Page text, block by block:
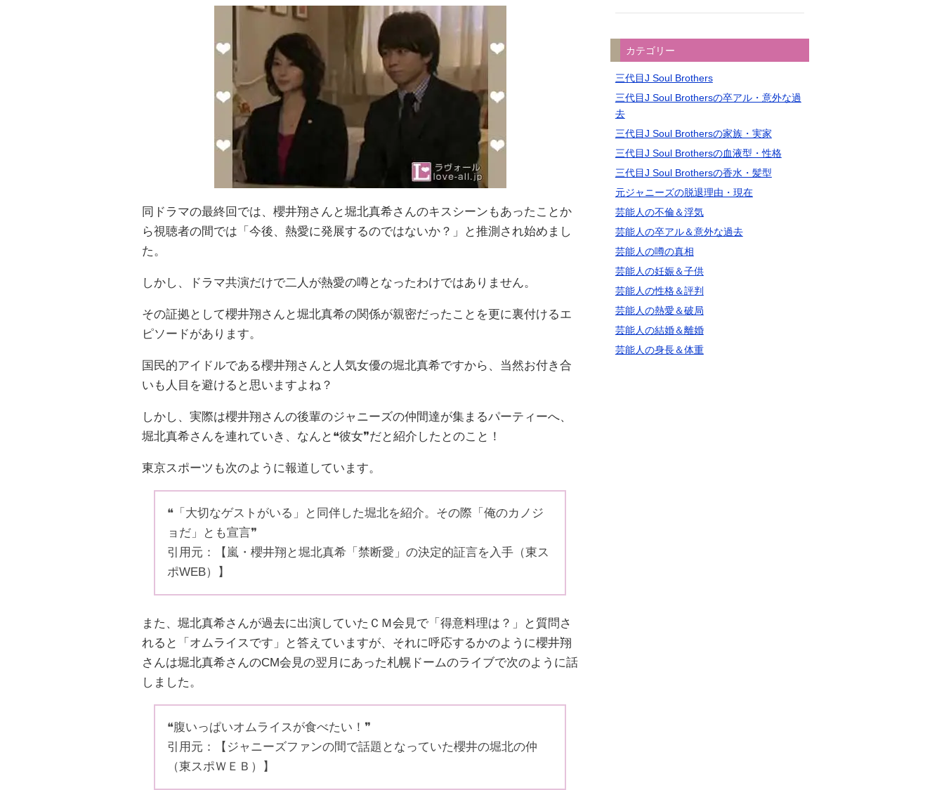
同ドラマの最終回では、櫻井翔さんと堀北真希さんのキスシーンもあったことか
ら視聴者の間では「今後、熱愛に発展するのではないか？」と推測され始めまし
た。
しかし、ドラマ共演だけで二人が熱愛の噂となったわけではありません。
その証拠として櫻井翔さんと堀北真希の関係が親密だったことを更に裏付けるエ
ピソードがあります。
国民的アイドルである櫻井翔さんと人気女優の堀北真希ですから、当然お付き合
いも人目を避けると思いますよね？
しかし、実際は櫻井翔さんの後輩のジャニーズの仲間達が集まるパーティーへ、
堀北真希さんを連れていき、なんと❝彼女❞だと紹介したとのこと！
東京スポーツも次のように報道しています。
❝「大切なゲストがいる」と同伴した堀北を紹介。その際「俺のカノジ
ョだ」とも宣言❞
引用元：【嵐・櫻井翔と堀北真希「禁断愛」の決定的証言を入手（東ス
ポWEB）】
また、堀北真希さんが過去に出演していたＣＭ会見で「得意料理は？」と質問さ
れると「オムライスです」と答えていますが、それに呼応するかのように櫻井翔
さんは堀北真希さんのCM会見の翌月にあった札幌ドームのライブで次のように話
しました。
❝腹いっぱいオムライスが食べたい！❞
引用元：【ジャニーズファンの間で話題となっていた櫻井の堀北の仲
（東スポＷＥＢ）】
カテゴリー
三代目J Soul Brothers
三代目J Soul Brothersの卒アル・意外な過
去
三代目J Soul Brothersの家族・実家
三代目J Soul Brothersの血液型・性格
三代目J Soul Brothersの香水・髪型
元ジャニーズの脱退理由・現在
芸能人の不倫＆浮気
芸能人の卒アル＆意外な過去
芸能人の噂の真相
芸能人の妊娠＆子供
芸能人の性格＆評判
芸能人の熱愛＆破局
芸能人の結婚＆離婚
芸能人の身長＆体重